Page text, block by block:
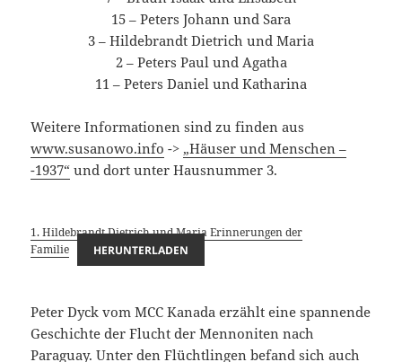
15 – Peters Johann und Sara
3 – Hildebrandt Dietrich und Maria
2 – Peters Paul und Agatha
11 – Peters Daniel und Katharina
Weitere Informationen sind zu finden aus
www.susanowo.info -> „Häuser und Menschen –
-1937“ und dort unter Hausnummer 3.
1. Hildebrandt Dietrich und Maria Erinnerungen der
Familie
HERUNTERLADEN
Peter Dyck vom MCC Kanada erzählt eine spannende
Geschichte der Flucht der Mennoniten nach
Paraguay. Unter den Flüchtlingen befand sich auch